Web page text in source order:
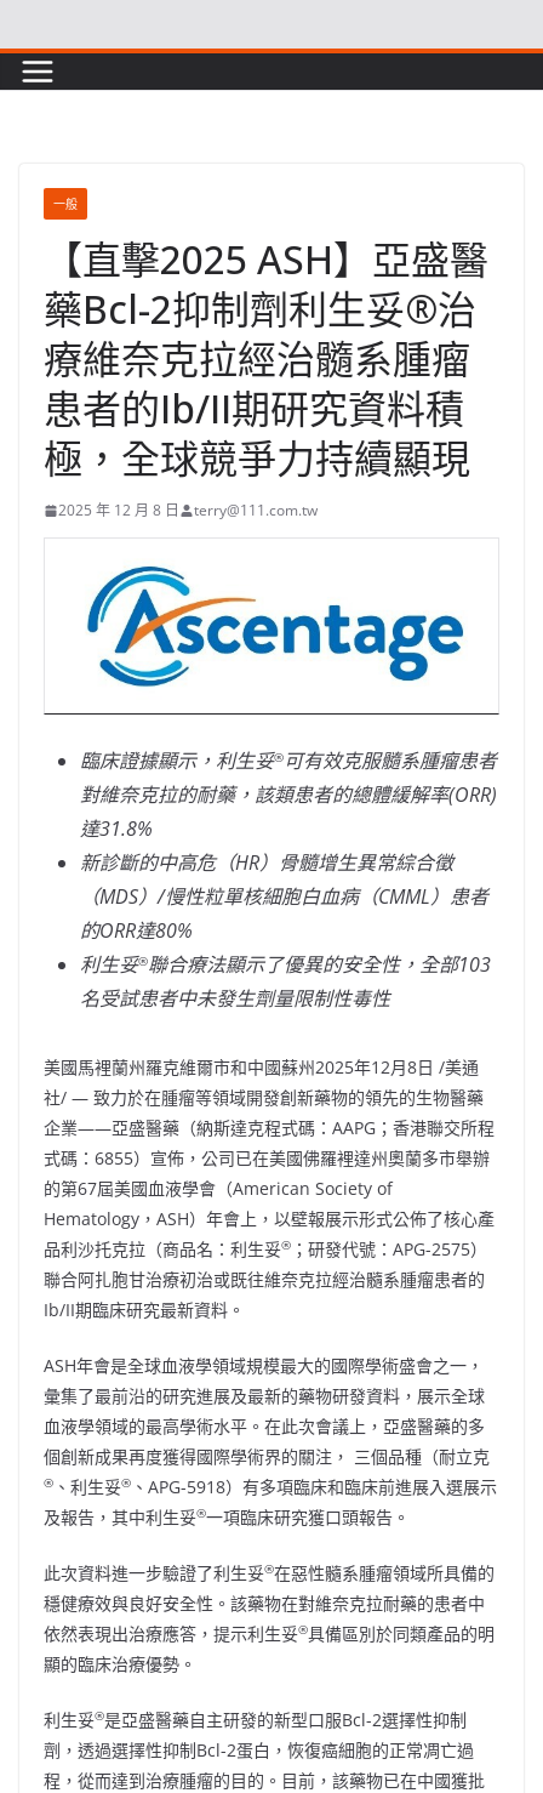
to
content
一般
【直擊2025 ASH】亞盛醫
藥Bcl-2抑制劑利生妥®治
療維奈克拉經治髓系腫瘤
患者的Ib/II期研究資料積
極，全球競爭力持續顯現
2025 年 12 月 8 日 terry@111.com.tw
臨床證據顯示，利生妥® 可有效克服髓系腫瘤患者
對維奈克拉的耐藥，該類患者的總體緩解率(ORR)
達31.8%
新診斷的中高危（HR）骨髓增生異常綜合徵
（MDS）/慢性粒單核細胞白血病（CMML）患者
的ORR達80%
利生妥®聯合療法顯示了優異的安全性，全部103
名受試患者中未發生劑量限制性毒性
美國馬裡蘭州羅克維爾市和中國蘇州2025年12月8日 /美通
社/ — 致力於在腫瘤等領域開發創新藥物的領先的生物醫藥
企業——亞盛醫藥（納斯達克程式碼：AAPG；香港聯交所程
式碼：6855）宣佈，公司已在美國佛羅裡達州奧蘭多市舉辦
的第67屆美國血液學會（American Society of
Hematology，ASH）年會上，以壁報展示形式公佈了核心產
品利沙托克拉（商品名：利生妥® ；研發代號：APG-2575）
聯合阿扎胞甘治療初治或既往維奈克拉經治髓系腫瘤患者的
Ib/II期臨床研究最新資料。
ASH年會是全球血液學領域規模最大的國際學術盛會之一，
彙集了最前沿的研究進展及最新的藥物研發資料，展示全球
血液學領域的最高學術水平。在此次會議上，亞盛醫藥的多
個創新成果再度獲得國際學術界的關注， 三個品種（耐立克
® 、利生妥® 、APG-5918）有多項臨床和臨床前進展入選展示
及報告，其中利生妥®一項臨床研究獲口頭報告。
此次資料進一步驗證了利生妥®在惡性髓系腫瘤領域所具備的
穩健療效與良好安全性。該藥物在對維奈克拉耐藥的患者中
依然表現出治療應答，提示利生妥®具備區別於同類產品的明
顯的臨床治療優勢。
利生妥®是亞盛醫藥自主研發的新型口服Bcl-2選擇性抑制
劑，透過選擇性抑制Bcl-2蛋白，恢復癌細胞的正常凋亡過
程，從而達到治療腫瘤的目的。目前，該藥物已在中國獲批